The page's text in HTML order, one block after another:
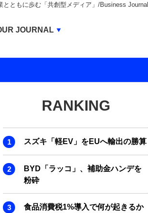
ともに歩む「共創型メディア」/Business Journal
RANKING
スズキ「軽EV」をEUへ輸出の勝算
BYD「ラッコ」、補助金ハンデを
粉砕
食品消費税1%導入で何が起きるか
JOURNAL
JOURNAL
JOURNAL
MANAGEMENT JOURNAL
JOURNAL
ENDING JOURNAL
JOURNAL
ESTATE BROKERAGE JOURNAL